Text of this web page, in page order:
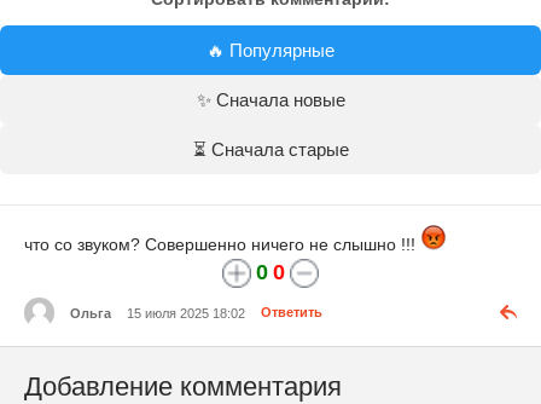
🔥 Популярные
✨ Сначала новые
⏳ Сначала старые
что со звуком? Совершенно ничего не слышно !!!
0 0
Ольга 15 июля 2025 18:02 Ответить
Добавление комментария